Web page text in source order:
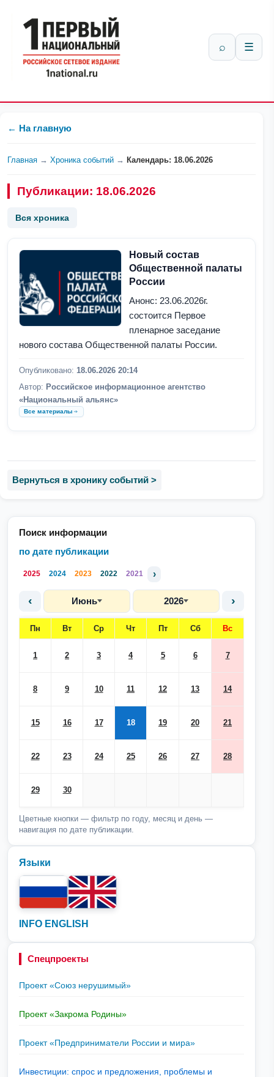
⌕ ☰
Поиск информации
по дате публикации
2025 2024 2023 2022 2021 ›
‹ Июнь 2026 ›
Пн Вт Ср Чт Пт Сб Вс
1 2 3 4 5 6 7
8 9 10 11 12 13 14
15 16 17 18 19 20 21
22 23 24 25 26 27 28
29 30
Цветные кнопки — фильтр по году, месяц и день —
навигация по дате публикации.
Языки
INFO ENGLISH
Спецпроекты
Проект «Союз нерушимый»
Проект «Закрома Родины»
Проект «Предприниматели России и мира»
Инвестиции: спрос и предложения, проблемы и
← На главную
Главная → Хроника событий → Календарь: 18.06.2026
Публикации: 18.06.2026
Вся хроника
Новый состав
Общественной палаты
России
Анонс: 23.06.2026г.
состоится Первое
пленарное заседание
нового состава Общественной палаты России.
Опубликовано: 18.06.2026 20:14
Автор: Российское информационное агентство
«Национальный альянс»
Все материалы
Вернуться в хронику событий >